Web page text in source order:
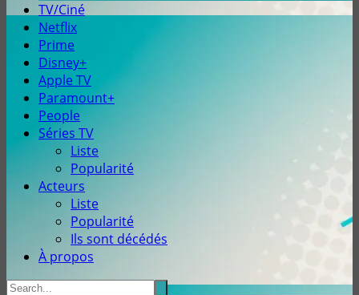
TV/Ciné
Netflix
Prime
Disney+
Apple TV
Paramount+
People
Séries TV
Liste
Popularité
Acteurs
Liste
Popularité
Ils sont décédés
À propos